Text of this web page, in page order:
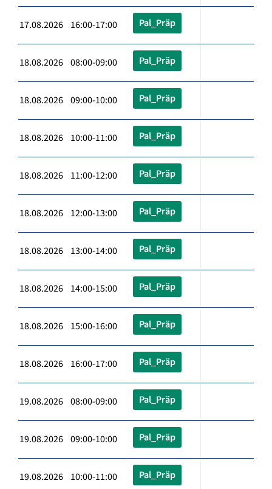
17.08.2026 16:00-17:00 Pal_Präp
18.08.2026 08:00-09:00 Pal_Präp
18.08.2026 09:00-10:00 Pal_Präp
18.08.2026 10:00-11:00 Pal_Präp
18.08.2026 11:00-12:00 Pal_Präp
18.08.2026 12:00-13:00 Pal_Präp
18.08.2026 13:00-14:00 Pal_Präp
18.08.2026 14:00-15:00 Pal_Präp
18.08.2026 15:00-16:00 Pal_Präp
18.08.2026 16:00-17:00 Pal_Präp
19.08.2026 08:00-09:00 Pal_Präp
19.08.2026 09:00-10:00 Pal_Präp
19.08.2026 10:00-11:00 Pal_Präp